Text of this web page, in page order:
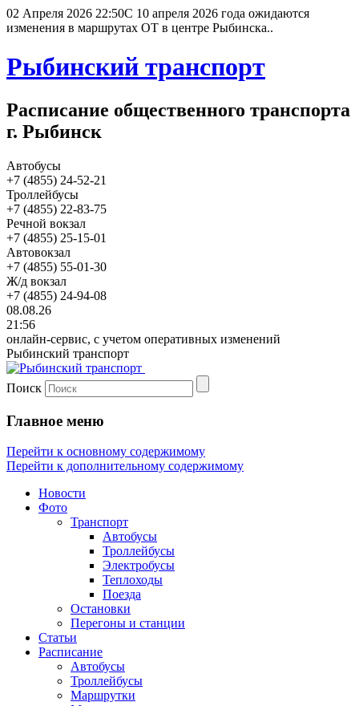
02 Апреля 2026 22:50С 10 апреля 2026 года ожидаются
изменения в маршрутах ОТ в центре Рыбинска..
Рыбинский транспорт
Расписание общественного транспорта
г. Рыбинск
Автобусы
+7 (4855) 24-52-21
Троллейбусы
+7 (4855) 22-83-75
Речной вокзал
+7 (4855) 25-15-01
Автовокзал
+7 (4855) 55-01-30
Ж/д вокзал
+7 (4855) 24-94-08
08.08.26
21:56
онлайн-сервис, с учетом оперативных изменений
Рыбинский транспорт
Поиск
Главное меню
Перейти к основному содержимому
Перейти к дополнительному содержимому
Новости
Фото
Транспорт
Автобусы
Троллейбусы
Электробусы
Теплоходы
Поезда
Остановки
Перегоны и станции
Статьи
Расписание
Автобусы
Троллейбусы
Маршрутки